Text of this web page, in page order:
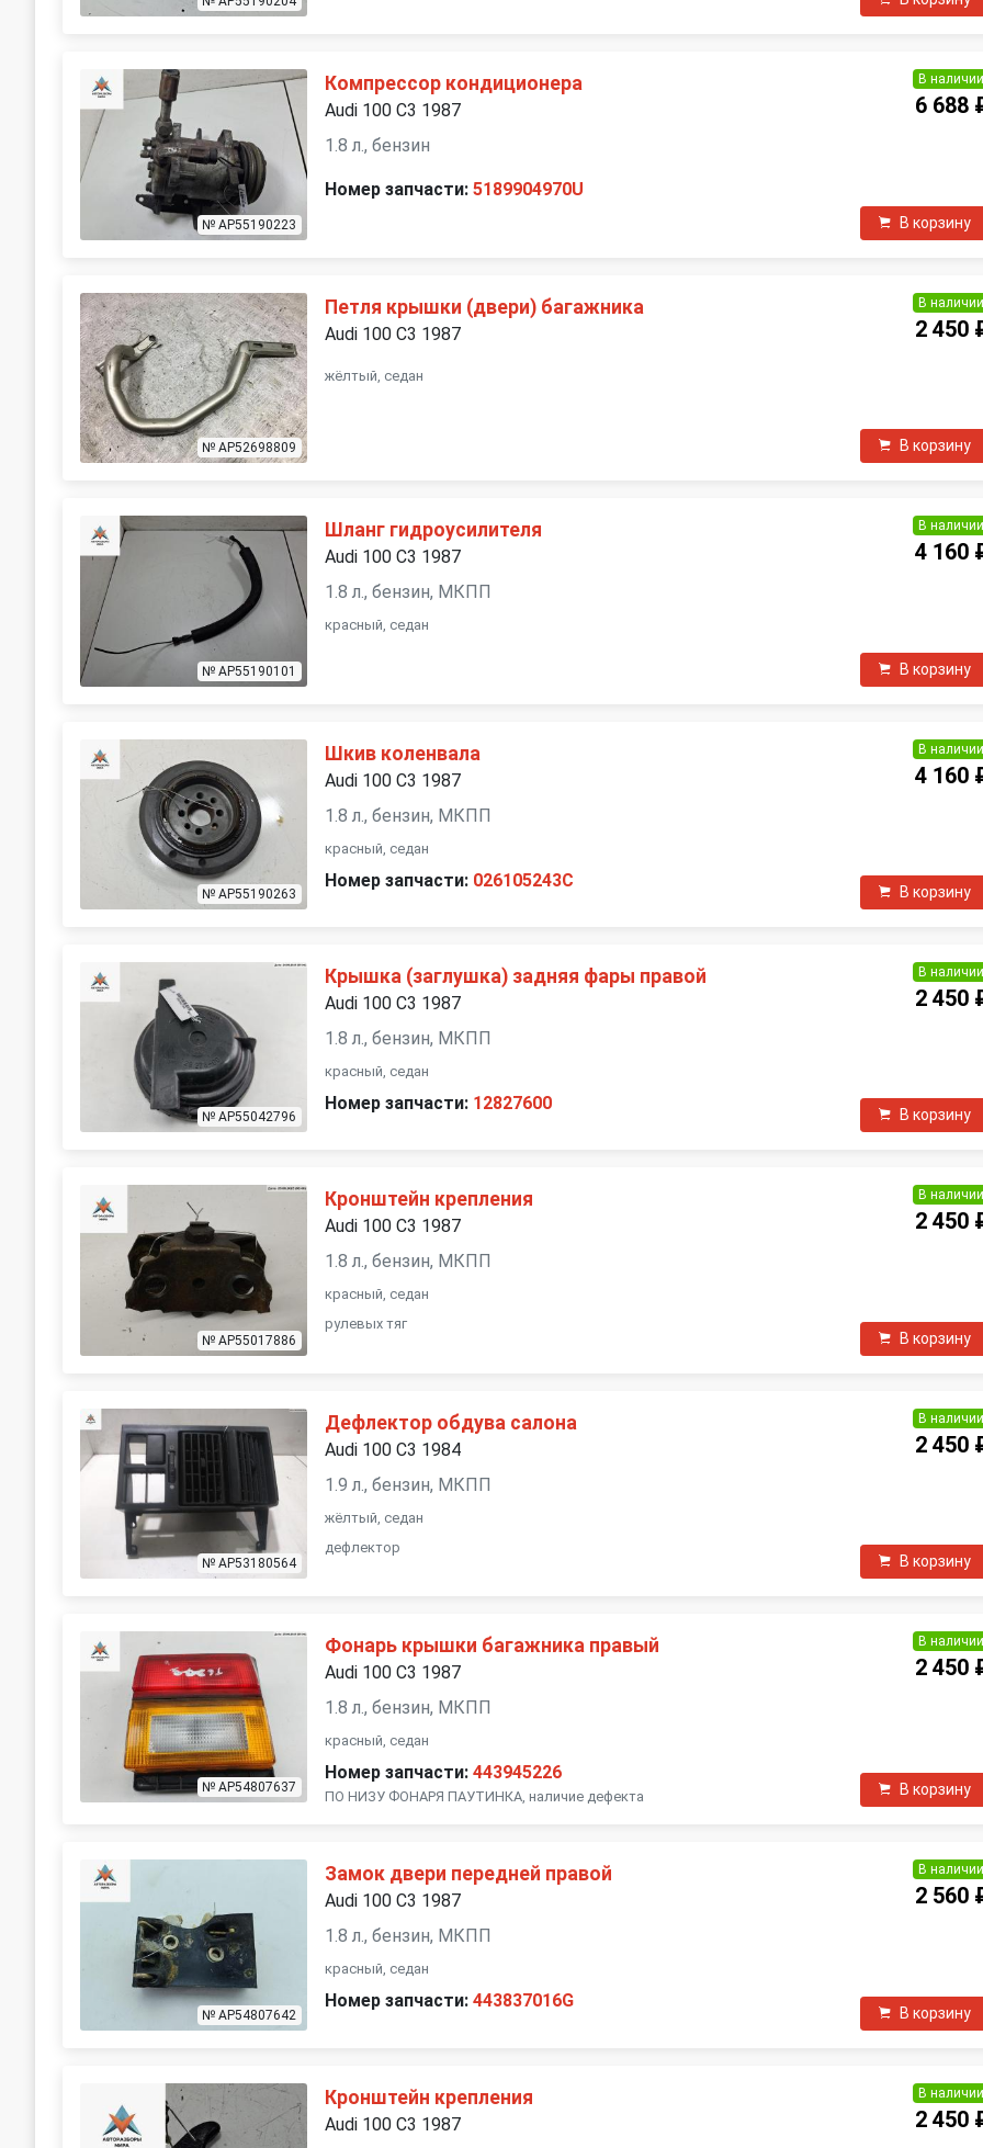
№ AP55190223
Компрессор кондиционера
Audi 100 С3 1987
1.8 л., бензин
Номер запчасти: 5189904970U
В наличии
6 688
В корзину
№ AP52698809
Петля крышки (двери) багажника
Audi 100 С3 1987
жёлтый, седан
В наличии
2 450
В корзину
№ AP55190101
Шланг гидроусилителя
Audi 100 С3 1987
1.8 л., бензин, МКПП
красный, седан
В наличии
4 160
В корзину
№ AP55190263
Шкив коленвала
Audi 100 С3 1987
1.8 л., бензин, МКПП
красный, седан
Номер запчасти: 026105243C
В наличии
4 160
В корзину
№ AP55042796
Крышка (заглушка) задняя фары правой
Audi 100 С3 1987
1.8 л., бензин, МКПП
красный, седан
Номер запчасти: 12827600
В наличии
2 450
В корзину
№ AP55017886
Кронштейн крепления
Audi 100 С3 1987
1.8 л., бензин, МКПП
красный, седан
рулевых тяг
В наличии
2 450
В корзину
№ AP53180564
Дефлектор обдува салона
Audi 100 С3 1984
1.9 л., бензин, МКПП
жёлтый, седан
дефлектор
В наличии
2 450
В корзину
№ AP54807637
Фонарь крышки багажника правый
Audi 100 С3 1987
1.8 л., бензин, МКПП
красный, седан
Номер запчасти: 443945226
ПО НИЗУ ФОНАРЯ ПАУТИНКА, наличие дефекта
В наличии
2 450
В корзину
№ AP54807642
Замок двери передней правой
Audi 100 С3 1987
1.8 л., бензин, МКПП
красный, седан
Номер запчасти: 443837016G
В наличии
2 560
В корзину
Кронштейн крепления
Audi 100 С3 1987
В наличии
2 450